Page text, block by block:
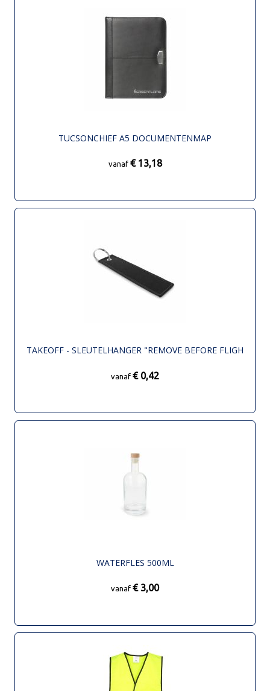
TUCSONCHIEF A5 DOCUMENTENMAP
vanaf € 13,18
TAKEOFF - SLEUTELHANGER "REMOVE BEFORE FLIGH
vanaf € 0,42
WATERFLES 500ML
vanaf € 3,00